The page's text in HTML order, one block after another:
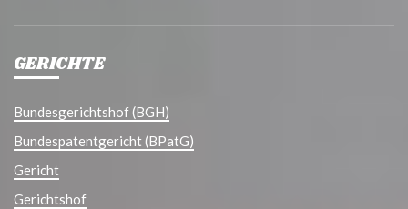
GERICHTE
Bundesgerichtshof (BGH)
Bundespatentgericht (BPatG)
Gericht
Gerichtshof